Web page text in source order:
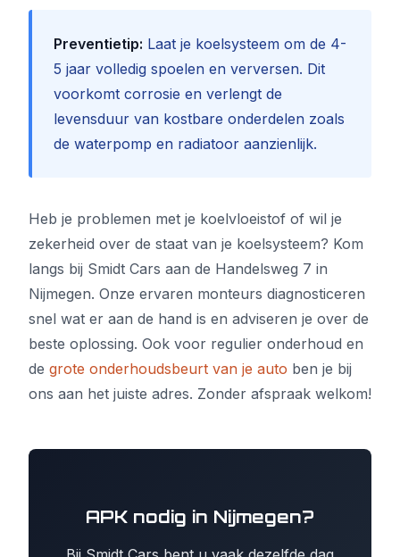
Preventietip: Laat je koelsysteem om de 4-
5 jaar volledig spoelen en verversen. Dit
voorkomt corrosie en verlengt de
levensduur van kostbare onderdelen zoals
de waterpomp en radiatoor aanzienlijk.
Heb je problemen met je koelvloeistof of wil je
zekerheid over de staat van je koelsysteem? Kom
langs bij Smidt Cars aan de Handelsweg 7 in
Nijmegen. Onze ervaren monteurs diagnosticeren
snel wat er aan de hand is en adviseren je over de
beste oplossing. Ook voor regulier onderhoud en
de grote onderhoudsbeurt van je auto ben je bij
ons aan het juiste adres. Zonder afspraak welkom!
APK nodig in Nijmegen?